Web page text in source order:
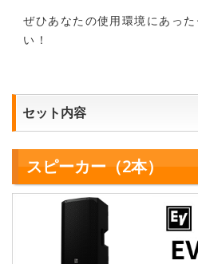
ぜひあなたの使用環境にあっ
い！
セット内容
スピーカー（2本）